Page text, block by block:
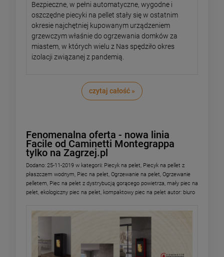
Bezpieczne, w pełni automatyczne, wygodne i
oszczędne piecyki na pellet stały się w ostatnim
okresie najchętniej kupowanym urządzeniem
grzewczym właśnie do ogrzewania domków za
miastem, w których wielu z Nas spędziło okres
izolacji związanej z pandemią.
czytaj całość »
Fenomenalna oferta - nowa linia
Facile od Caminetti Montegrappa
tylko na Zagrzej.pl
Dodano: 25-11-2019 w kategorii: Piecyk na pelet, Piecyk na pellet z
płaszczem wodnym, Piec na pelet, Ogrzewanie na pelet, Ogrzewanie
pelletem, Piec na pelet z dystrybucją gorącego powietrza, mały piec na
pelet, ekologiczny piec na pelet, kompaktowy piec na pelet autor: biuro